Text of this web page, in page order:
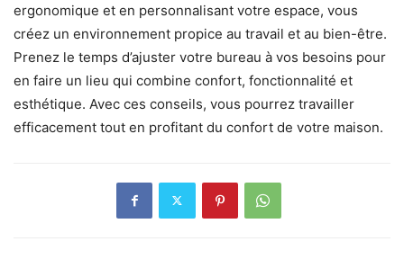
ergonomique et en personnalisant votre espace, vous
créez un environnement propice au travail et au bien-être.
Prenez le temps d’ajuster votre bureau à vos besoins pour
en faire un lieu qui combine confort, fonctionnalité et
esthétique. Avec ces conseils, vous pourrez travailler
efficacement tout en profitant du confort de votre maison.